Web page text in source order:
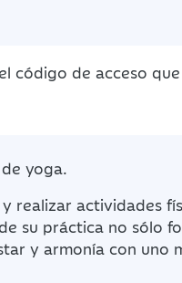
código de acceso
yoga.
realizar actividades
su práctica no sólo
y armonía con uno